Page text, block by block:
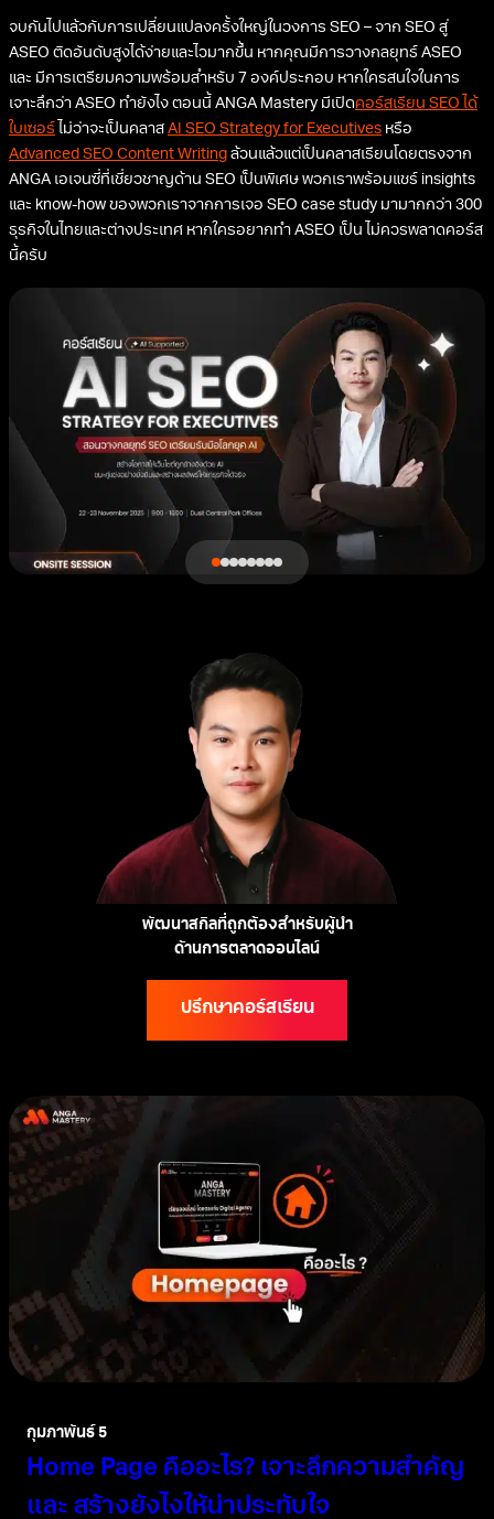
จบกันไปแล้วกับการเปลี่ยนแปลงครั้งใหญ่ในวงการ SEO – จาก SEO สู่
ASEO ติดอันดับสูงได้ง่ายและไวมากขึ้น หากคุณมีการวางกลยุทธ์ ASEO
และ มีการเตรียมความพร้อมสำหรับ 7 องค์ประกอบ หากใครสนใจในการ
เจาะลึกว่า ASEO ทำยังไง ตอนนี้ ANGA Mastery มีเปิดคอร์สเรียน SEO ได้
ใบเซอร์ ไม่ว่าจะเป็นคลาส AI SEO Strategy for Executives หรือ
Advanced SEO Content Writing ล้วนแล้วแต่เป็นคลาสเรียนโดยตรงจาก
ANGA เอเจนซี่ที่เชี่ยวชาญด้าน SEO เป็นพิเศษ พวกเราพร้อมแชร์ insights
และ know-how ของพวกเราจากการเจอ SEO case study มามากกว่า 300
ธุรกิจในไทยและต่างประเทศ หากใครอยากทำ ASEO เป็น ไม่ควรพลาดคอร์ส
นี้ครับ
พัฒนาสกิลที่ถูกต้องสำหรับผู้นำ
ด้านการตลาดออนไลน์
ปรึกษาคอร์สเรียน
กุมภาพันธ์ 5
Home Page คืออะไร? เจาะลึกความสำคัญ
และ สร้างยังไงให้น่าประทับใจ